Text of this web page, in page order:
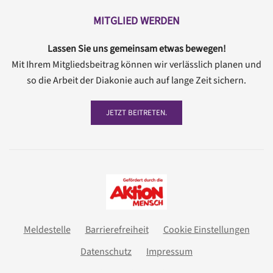
MITGLIED WERDEN
Lassen Sie uns gemeinsam etwas bewegen!
Mit Ihrem Mitgliedsbeitrag können wir verlässlich planen und
so die Arbeit der Diakonie auch auf lange Zeit sichern.
JETZT BEITRETEN.
Meldestelle Barrierefreiheit
Cookie Einstellungen
Datenschutz
Impressum